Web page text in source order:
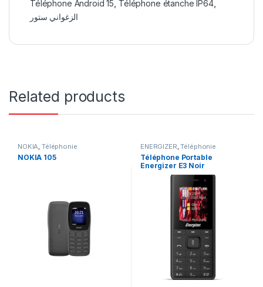
Téléphone Android 15, Téléphone étanche IP64,
الزغواني ستور
Related products
NOKIA,Téléphonie
ΝΟΚΙΑ 105
ENERGIZER,Téléphonie
Téléphone Portable
Energizer E3 Noir